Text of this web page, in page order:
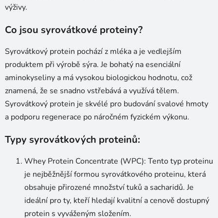
výživy.
Co jsou syrovátkové proteiny?
Syrovátkový protein pochází z mléka a je vedlejším
produktem při výrobě sýra. Je bohatý na esenciální
aminokyseliny a má vysokou biologickou hodnotu, což
znamená, že se snadno vstřebává a využívá tělem.
Syrovátkový protein je skvélé pro budování svalové hmoty
a podporu regenerace po náročném fyzickém výkonu.
Typy syrovátkových proteinů:
Whey Protein Concentrate (WPC): Tento typ proteinu
je nejběžnější formou syrovátkového proteinu, která
obsahuje přirozené množství tuků a sacharidů. Je
ideální pro ty, kteří hledají kvalitní a cenově dostupný
protein s vyváženým složením.